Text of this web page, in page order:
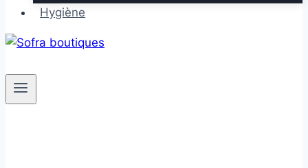
Hygiène